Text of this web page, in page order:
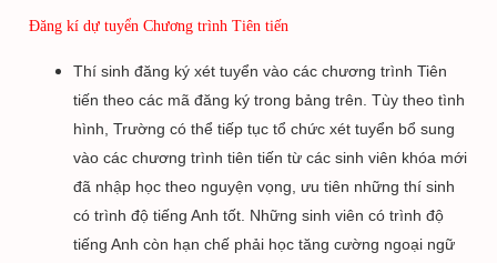
Đăng kí dự tuyển Chương trình Tiên tiến
Thí sinh đăng ký xét tuyển vào các chương trình Tiên
tiến theo các mã đăng ký trong bảng trên. Tùy theo tình
hình, Trường có thể tiếp tục tổ chức xét tuyển bổ sung
vào các chương trình tiên tiến từ các sinh viên khóa mới
đã nhập học theo nguyện vọng, ưu tiên những thí sinh
có trình độ tiếng Anh tốt. Những sinh viên có trình độ
tiếng Anh còn hạn chế phải học tăng cường ngoại ngữ